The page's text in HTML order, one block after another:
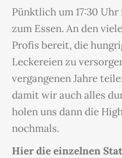
Pünktlich um 17:30
zum Essen. An den
Profis bereit, die
Leckereien zu
vergangenen Jahre
damit wir auch alles
holen uns dann die
nochmals.
Hier die einzelnen